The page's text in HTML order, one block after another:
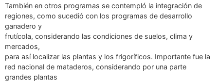
También en otros programas se contempló la integración de
regiones, como sucedió con los programas de desarrollo
ganadero y
frutícola, considerando las condiciones de suelos, clima y
mercados,
para así localizar las plantas y los frigoríficos. Importante fue la
red nacional de mataderos, considerando por una parte
grandes plantas